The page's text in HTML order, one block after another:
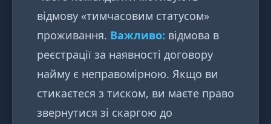
відмову «тимчасовим статусом»
проживання. Важливо: відмова в
реєстрації за наявності договору
найму є неправомірною. Якщо ви
стикаєтеся з тиском, ви маєте право
звернутися зі скаргою до